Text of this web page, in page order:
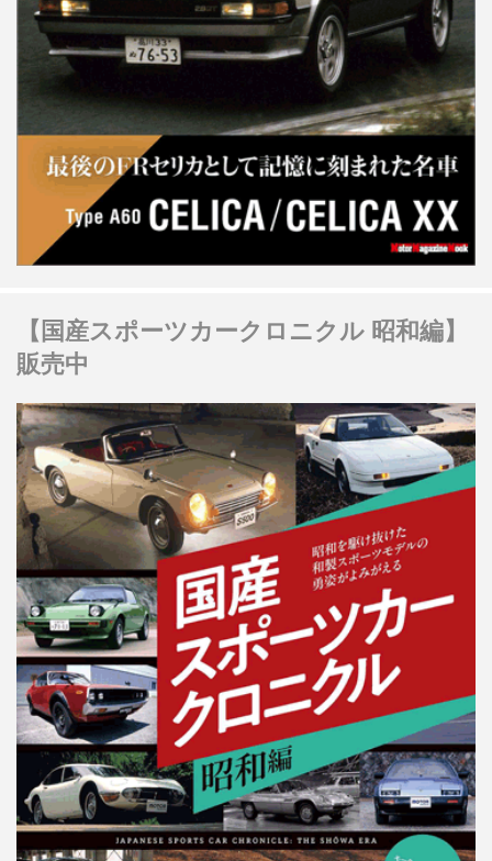
【国産スポーツカークロニクル 昭和編】
販売中